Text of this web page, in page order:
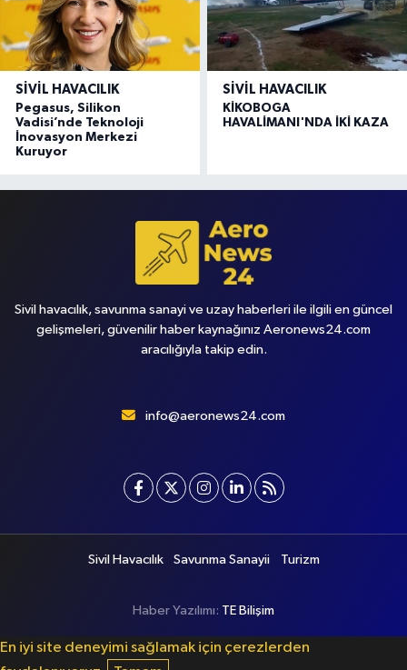
SIVIL HAVACILIK
Pegasus, Silikon
Vadisi’nde Teknoloji
İnovasyon Merkezi
Kuruyor
SIVIL HAVACILIK
KİKOBOGA
HAVALİMANI'NDA İKİ KAZA
Sivil havacılık, savunma sanayi ve uzay haberleri ile ilgili en güncel
gelişmeleri, güvenilir haber kaynağınız Aeronews24.com
aracılığıyla takip edin.
info@aeronews24.com
Sivil Havacılık Savunma Sanayii Turizm
Haber Yazılımı: TE Bilişim
En iyi site deneyimi sağlamak için çerezlerden